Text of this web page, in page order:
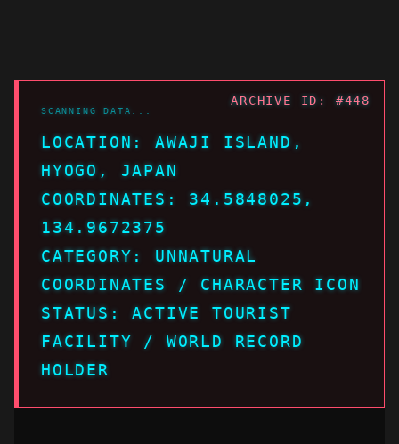
ARCHIVE ID: #448
LOCATION: AWAJI ISLAND,
HYOGO, JAPAN
COORDINATES: 34.5848025,
134.9672375
CATEGORY: UNNATURAL
COORDINATES / CHARACTER ICON
STATUS: ACTIVE TOURIST
FACILITY / WORLD RECORD
HOLDER